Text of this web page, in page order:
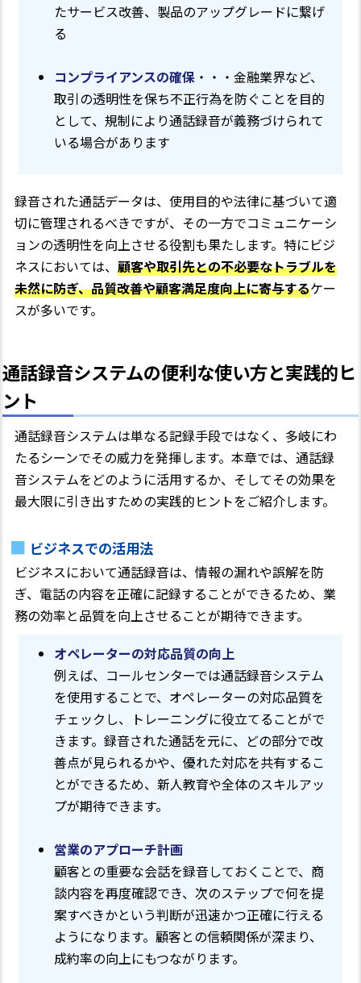
たサービス改善、製品のアップグレードに繋げ
る
コンプライアンスの確保 ・・・金融業界など、
取引の透明性を保ち不正行為を防ぐことを目的
として、規制により通話録音が義務づけられて
いる場合があります
録音された通話データは、使用目的や法律に基づいて適
切に管理されるべきですが、その一方でコミュニケーシ
ョンの透明性を向上させる役割も果たします。特にビジ
ネスにおいては、 顧客や取引先との不必要なトラブルを
未然に防ぎ、品質改善や顧客満足度向上に寄与するケー
スが多いです。
通話録音システムの便利な使い方と実践的ヒ
ント
通話録音システムは単なる記録手段ではなく、多岐にわ
たるシーンでその威力を発揮します。本章では、通話録
音システムをどのように活用するか、そしてその効果を
最大限に引き出すための実践的ヒントをご紹介します。
ビジネスでの活用法
ビジネスにおいて通話録音は、情報の漏れや誤解を防
ぎ、電話の内容を正確に記録することができるため、業
務の効率と品質を向上させることが期待できます。
オペレーターの対応品質の向上
例えば、コールセンターでは通話録音システム
を使用することで、オペレーターの対応品質を
チェックし、トレーニングに役立てることがで
きます。録音された通話を元に、どの部分で改
善点が見られるかや、優れた対応を共有するこ
とができるため、新人教育や全体のスキルアッ
プが期待できます。
営業のアプローチ計画
顧客との重要な会話を録音しておくことで、商
談内容を再度確認でき、次のステップで何を提
案すべきかという判断が迅速かつ正確に行える
ようになります。顧客との信頼関係が深まり、
成約率の向上にもつながります。